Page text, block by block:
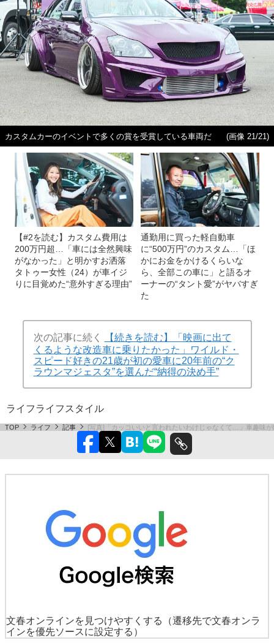
カスタムカーのイベントで多くの賞を受賞している車両だ (画像 21/21)
【#2を読む】カスタム費用は
200万円超…「車には全然興味
がなかった」と明かすお洒落
タトゥー女性（24）が車イジ
りに目覚めた“意外すぎる理由”
通勤用に買った軽自動車
に“500万円”のカスタム…「ほ
かにお金をかけるくらいな
ら、全部この車に」と語るオ
ーナーの“タント愛”がヤバすぎ
た
次の記事に続く
【続きを読む】「映画に出て
くるような改造車に乗りたかった」ワイルド・
スピード好きの21歳が初の愛車に20年前の“ク
ラウンマジェスタ”を選んだ“納得の決め手”
ライフライフスタイル
TOP ライフ 記事 [写真]「カッコいいと言われたいわけじゃなくて…」車趣味
文春オンラインを見つけやすくする
（遷移先で文春オンラ
インを優先ソースに設定する）